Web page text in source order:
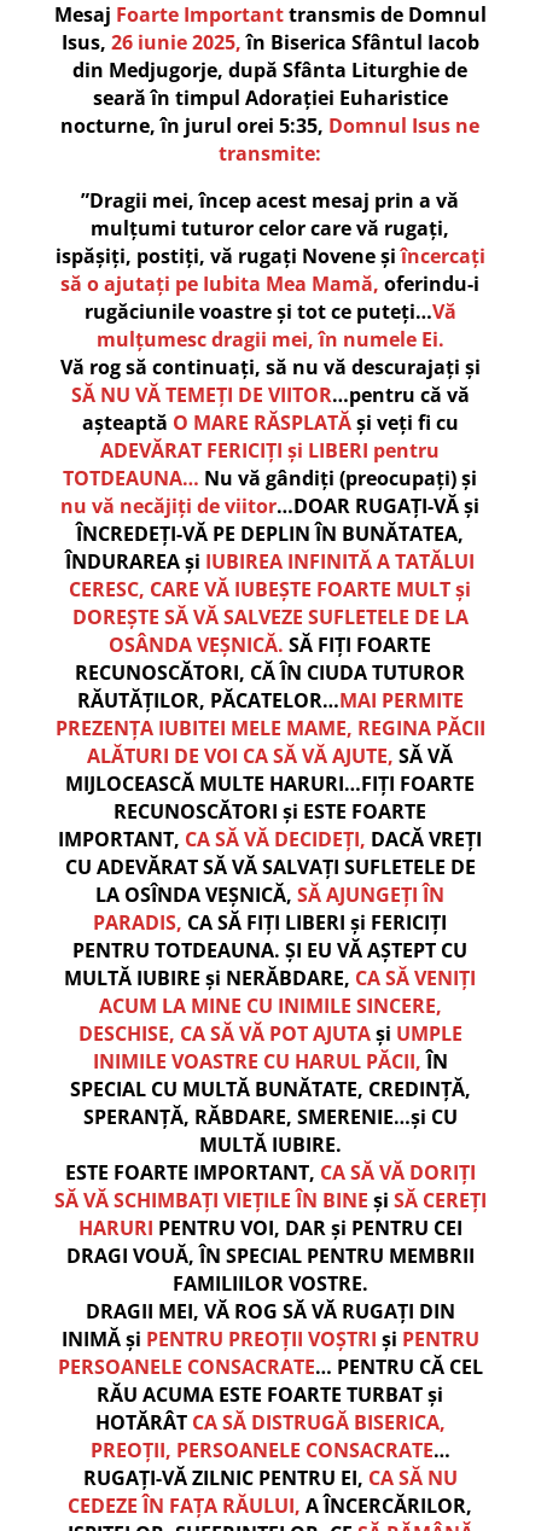
Mesaj Foarte Importanttransmis de Domnul
Isus, 26 iunie 2025,în Biserica Sfântul Iacob
din Medjugorje, după Sfânta Liturghie de
seară în timpul Adorației Euharistice
nocturne, în jurul orei 5:35, Domnul Isus ne
transmite:
”Dragii mei, încep acest mesaj prin a vă
mulțumi tuturor celor care vă rugați,
ispășiți, postiți, vă rugați Novene șiîncercați
să o ajutați pe Iubita Mea Mamă, oferindu-i
rugăciunile voastre și tot ce puteți…Vă
mulțumesc dragii mei, în numele Ei.
Vă rog să continuați, să nu vă descurajați și
SĂ NU VĂ TEMEȚI DE VIITOR…pentru că vă
așteaptă O MARE RĂSPLATĂși veți fi cu
ADEVĂRAT FERICIȚI și LIBERI pentru
TOTDEAUNA… Nu vă gândiți (preocupați) și
nu vă necăjiți de viitor…DOAR RUGAȚI-VĂ și
ÎNCREDEȚI-VĂ PE DEPLIN ÎN BUNĂTATEA,
ÎNDURAREA și IUBIREA INFINITĂ A TATĂLUI
CERESC, CARE VĂ IUBEȘTE FOARTE MULT și
DOREȘTE SĂ VĂ SALVEZE SUFLETELE DE LA
OSÂNDA VEȘNICĂ. SĂ FIȚI FOARTE
RECUNOSCĂTORI, CĂ ÎN CIUDA TUTUROR
RĂUTĂȚILOR, PĂCATELOR…MAI PERMITE
PREZENȚA IUBITEI MELE MAME, REGINA PĂCII
ALĂTURI DE VOI CA SĂ VĂ AJUTE,SĂ VĂ
MIJLOCEASCĂ MULTE HARURI…FIȚI FOARTE
RECUNOSCĂTORI și ESTE FOARTE
IMPORTANT, CA SĂ VĂ DECIDEȚI, DACĂ VREȚI
CU ADEVĂRAT SĂ VĂ SALVAȚI SUFLETELE DE
LA OSÎNDA VEȘNICĂ,SĂ AJUNGEȚI ÎN
PARADIS, CA SĂ FIȚI LIBERI și FERICIȚI
PENTRU TOTDEAUNA. ȘI EU VĂ AȘTEPT CU
MULTĂ IUBIRE și NERĂBDARE, CA SĂ VENIȚI
ACUM LA MINE CU INIMILE SINCERE,
DESCHISE, CA SĂ VĂ POT AJUTAși UMPLE
INIMILE VOASTRE CU HARUL PĂCII,ÎN
SPECIAL CU MULTĂ BUNĂTATE, CREDINȚĂ,
SPERANȚĂ, RĂBDARE, SMERENIE…și CU
MULTĂ IUBIRE.
ESTE FOARTE IMPORTANT, CA SĂ VĂ DORIȚI
SĂ VĂ SCHIMBAȚI VIEȚILE ÎN BINE și SĂ CEREȚI
HARURI PENTRU VOI, DAR și PENTRU CEI
DRAGI VOUĂ, ÎN SPECIAL PENTRU MEMBRII
FAMILIILOR VOSTRE.
DRAGII MEI, VĂ ROG SĂ VĂ RUGAȚI DIN
INIMĂ și PENTRU PREOȚII VOȘTRI și PENTRU
PERSOANELE CONSACRATE… PENTRU CĂ CEL
RĂU ACUMA ESTE FOARTE TURBAT și
HOTĂRÂT CA SĂ DISTRUGĂ BISERICA,
PREOȚII, PERSOANELE CONSACRATE…
RUGAȚI-VĂ ZILNIC PENTRU EI, CA SĂ NU
CEDEZE ÎN FAȚA RĂULUI, A ÎNCERCĂRILOR,